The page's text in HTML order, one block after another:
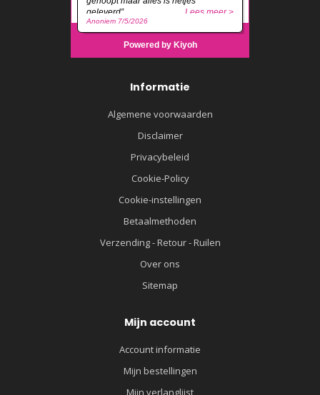
Informatie
Algemene voorwaarden
Disclaimer
Privacybeleid
Cookie-Policy
Cookie-instellingen
Betaalmethoden
Verzending - Retour - Ruilen
Over ons
Sitemap
Mijn account
Account informatie
Mijn bestellingen